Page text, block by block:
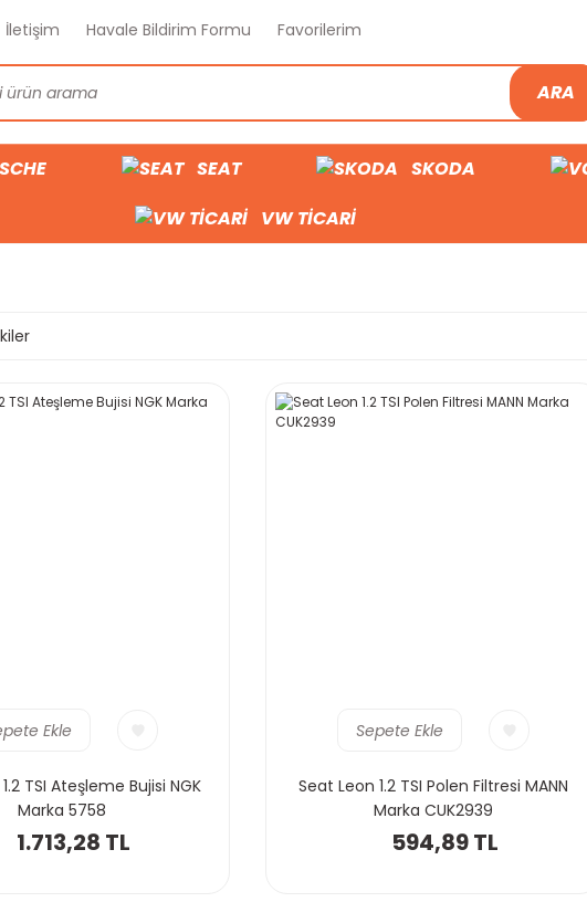
İletişim Havale Bildirim Formu Favorilerim
ARA
SEAT SKODA
VW TİCARİ
Ekle
TSI Ateşleme Bujisi NGK
Marka 5758
1.713,28 TL
Sepete Ekle
Seat Leon 1.2 TSI Polen Filtresi MANN
Marka CUK2939
594,89 TL